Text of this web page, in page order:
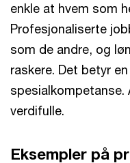
enkle at hvem som
Profesjonaliserte
som de andre, og
raskere. Det betyr
spesialkompetanse.
verdifulle.
Eksempler på